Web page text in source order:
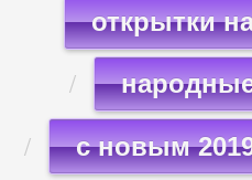
открытки
с новым